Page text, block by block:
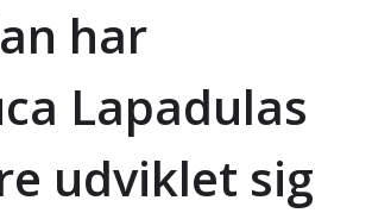
har
Lapadulas
udviklet sig